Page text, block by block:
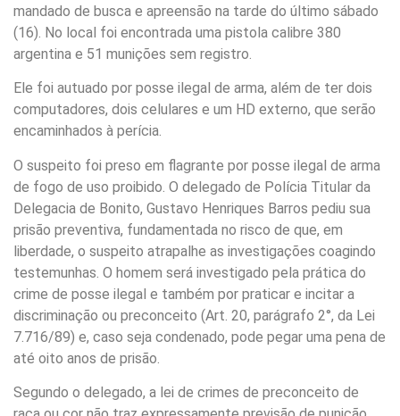
mandado de busca e apreensão na tarde do último sábado
(16). No local foi encontrada uma pistola calibre 380
argentina e 51 munições sem registro.
Ele foi autuado por posse ilegal de arma, além de ter dois
computadores, dois celulares e um HD externo, que serão
encaminhados à perícia.
O suspeito foi preso em flagrante por posse ilegal de arma
de fogo de uso proibido. O delegado de Polícia Titular da
Delegacia de Bonito, Gustavo Henriques Barros pediu sua
prisão preventiva, fundamentada no risco de que, em
liberdade, o suspeito atrapalhe as investigações coagindo
testemunhas. O homem será investigado pela prática do
crime de posse ilegal e também por praticar e incitar a
discriminação ou preconceito (Art. 20, parágrafo 2°, da Lei
7.716/89) e, caso seja condenado, pode pegar uma pena de
até oito anos de prisão.
Segundo o delegado, a lei de crimes de preconceito de